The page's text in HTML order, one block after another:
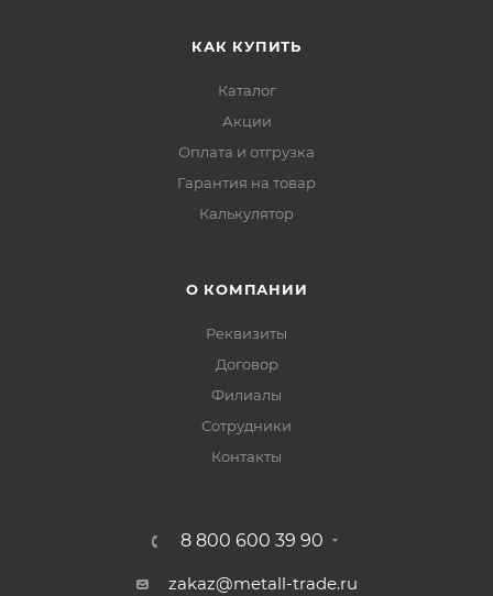
КАК КУПИТЬ
Каталог
Акции
Оплата и отгрузка
Гарантия на товар
Калькулятор
О КОМПАНИИ
Реквизиты
Договор
Филиалы
Сотрудники
Контакты
8 800 600 39 90
zakaz@metall-trade.ru